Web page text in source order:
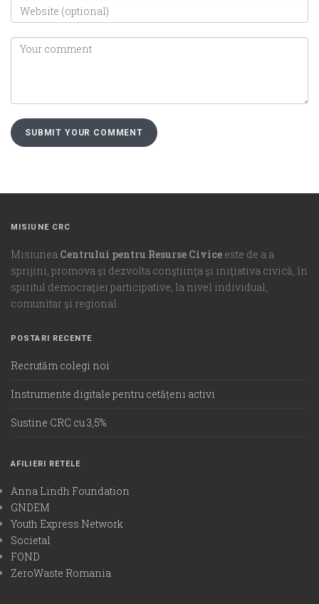
MISIUNE CRC
Misiunea Centrului pentru Resurse Civice este de a a
sprijini, promova şi dezvolta conştiinţa şi iniţiativa civică, în
spiritul democraţiei participative, la nivel individual,
comunitar şi regional.
POSTARI RECENTE
Recrutăm colegi noi
Instrumente digitale pentru cetățeni activi
Sustine CRC cu 3,5%
AFILIERI RETELE
Anna Lindh Foundation
GNDEM
Youth Express Network
Societal
FOND
ZeroWaste Romania